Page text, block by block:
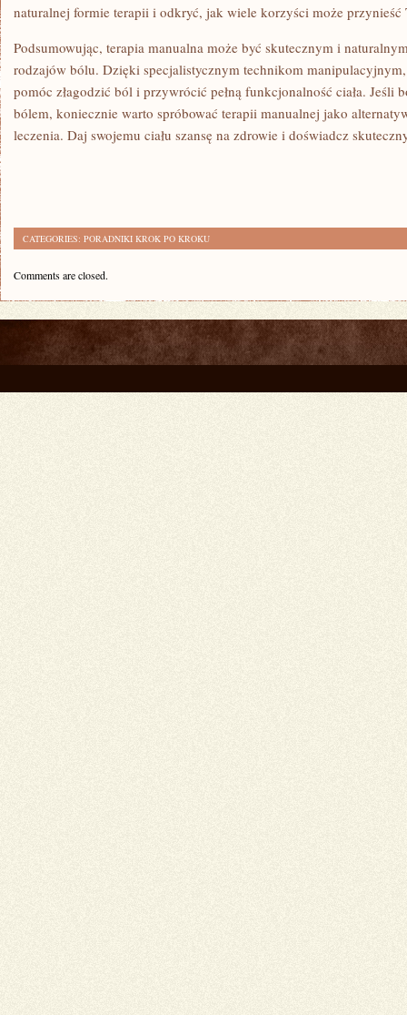
naturalnej formie ‍terapii i ⁢odkryć, jak wiele korzyści może przynieść
Podsumowując, terapia manualna może być skutecznym i
rodzajów bólu. Dzięki specjalistycznym technikom
pomóc złagodzić ból i przywrócić pełną funkcjonalność ​ciała. Jeśli
bólem, ‌koniecznie warto⁣ spróbować terapii manualnej jako
leczenia.​ Daj⁤ swojemu ciału szansę na zdrowie ‌i doświadcz
CATEGORIES: PORADNIKI KROK PO KROKU
Comments are closed.